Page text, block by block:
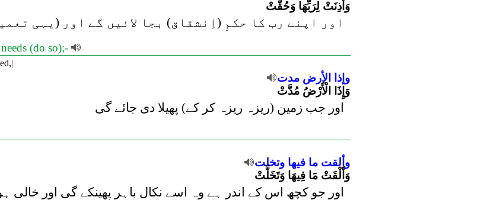
وَأَذِنَتْ لِرَبِّهَا وَحُقَّتْ
اور اپنے رب کا حکمِ (اِنشقاق) بجا لائیں گے اور (یہی
(do so);-
|
وإذا الأرض مدت
وَإِذَا الْأَرْضُ مُدَّتْ
اور جب زمین (ریزہ ریزہ کر کے) پھیلا دی جائے گی
وألقت ما فيها وتخلت
وَأَلْقَتْ مَا فِيهَا وَتَخَلَّتْ
اور جو کچھ اس کے اندر ہے وہ اسے نکال باہر پھینکے گی اور خالی